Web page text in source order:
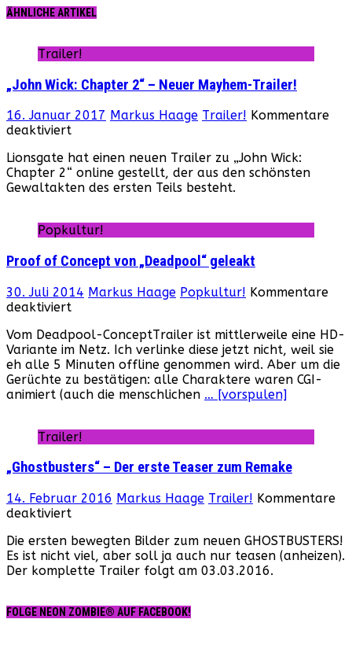
ÄHNLICHE ARTIKEL
Trailer!
„John Wick: Chapter 2“ – Neuer Mayhem-Trailer!
16. Januar 2017 Markus Haage Trailer! Kommentare
deaktiviertfür
Wick:
Chapter
2“
Neuer
Mayhem-
Lionsgate hat einen neuen Trailer zu „John Wick:
Chapter 2“ online gestellt, der aus den schönsten
Gewaltakten des ersten Teils besteht.
Popkultur!
Proof of Concept von „Deadpool“ geleakt
30. Juli 2014 Markus Haage Popkultur! Kommentare
deaktiviert
of
Concept
von
„Deadpool“
geleakt
Vom Deadpool-ConceptTrailer ist mittlerweile eine HD-
Variante im Netz. Ich verlinke diese jetzt nicht, weil sie
eh alle 5 Minuten offline genommen wird. Aber um die
Gerüchte zu bestätigen: alle Charaktere waren CGI-
animiert (auch die menschlichen … [vorspulen]
Trailer!
„Ghostbusters“ – Der erste Teaser zum Remake
14. Februar 2016 Markus Haage Trailer! Kommentare
deaktiviertfür
–
Der
erste
zum
Remake
Die ersten bewegten Bilder zum neuen GHOSTBUSTERS!
Es ist nicht viel, aber soll ja auch nur teasen (anheizen).
Der komplette Trailer folgt am 03.03.2016.
FOLGE NEON ZOMBIE® AUF FACEBOOK!